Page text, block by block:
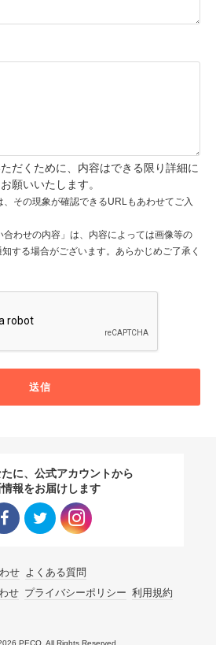
だくために、内容はできる限り詳細に
願いいたします。
、その現象が確認できるURLもあわせてご入
合わせの内容」は、内容によっては画像等の
する場合がございます。あらかじめご了承く
送信
に、公式アカウントから
報をお届けします
せ よくある質問
せ プライバシーポリシー 利用規約
PECO. All Rights Reserved.